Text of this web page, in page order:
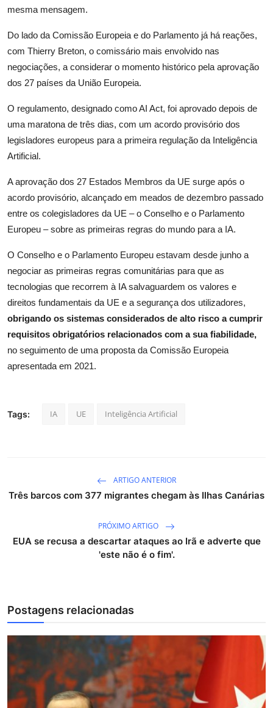
mesma mensagem.
Do lado da Comissão Europeia e do Parlamento já há reações,
com Thierry Breton, o comissário mais envolvido nas
negociações, a considerar o momento histórico pela aprovação
dos 27 países da União Europeia.
O regulamento, designado como AI Act, foi aprovado depois de
uma maratona de três dias, com um acordo provisório dos
legisladores europeus para a primeira regulação da Inteligência
Artificial.
A aprovação dos 27 Estados Membros da UE surge após o
acordo provisório, alcançado em meados de dezembro passado
entre os colegisladores da UE – o Conselho e o Parlamento
Europeu – sobre as primeiras regras do mundo para a IA.
O Conselho e o Parlamento Europeu estavam desde junho a
negociar as primeiras regras comunitárias para que as
tecnologias que recorrem à IA salvaguardem os valores e
direitos fundamentais da UE e a segurança dos utilizadores,
obrigando os sistemas considerados de alto risco a cumprir
requisitos obrigatórios relacionados com a sua fiabilidade,
no seguimento de uma proposta da Comissão Europeia
apresentada em 2021.
Tags: IA UE Inteligência Artificial
ARTIGO ANTERIOR
Três barcos com 377 migrantes chegam às Ilhas Canárias
PRÓXIMO ARTIGO
EUA se recusa a descartar ataques ao Irã e adverte que
'este não é o fim'.
Postagens relacionadas